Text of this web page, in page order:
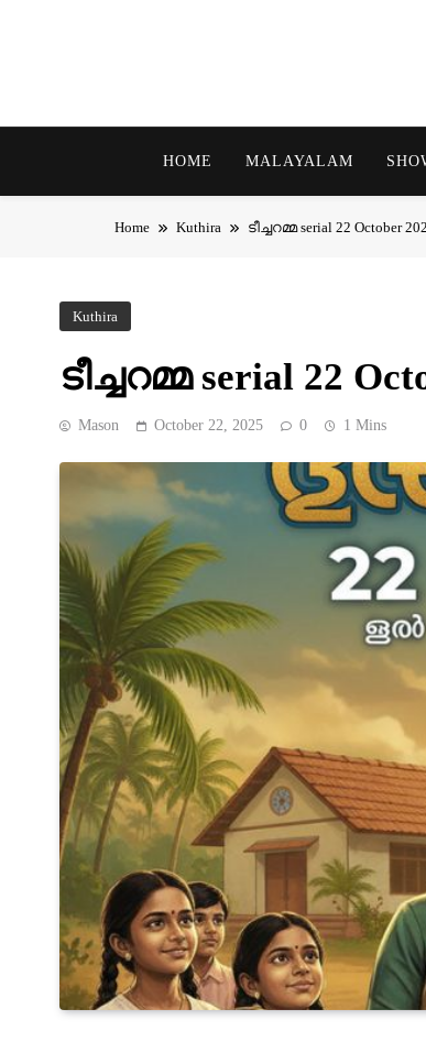
HOME MALAYALAM
Home Kuthira ടീച്ചറമ്മ serial 22 October
Kuthira
ടീച്ചറമ്മ serial 22
Mason October 22, 2025 0 1 Mins